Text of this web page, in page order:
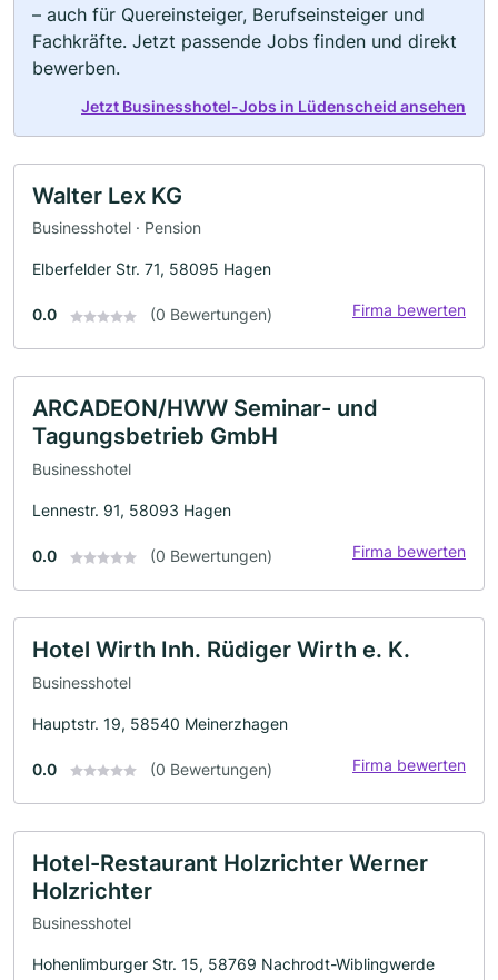
– auch für Quereinsteiger, Berufseinsteiger und
Fachkräfte. Jetzt passende Jobs finden und direkt
bewerben.
Jetzt Businesshotel-Jobs in Lüdenscheid ansehen
Walter Lex KG
Businesshotel · Pension
Elberfelder Str. 71, 58095 Hagen
0.0 (0 Bewertungen) Firma bewerten
ARCADEON/HWW Seminar- und
Tagungsbetrieb GmbH
Businesshotel
Lennestr. 91, 58093 Hagen
0.0 (0 Bewertungen) Firma bewerten
Hotel Wirth Inh. Rüdiger Wirth e. K.
Businesshotel
Hauptstr. 19, 58540 Meinerzhagen
0.0 (0 Bewertungen) Firma bewerten
Hotel-Restaurant Holzrichter Werner
Holzrichter
Businesshotel
Hohenlimburger Str. 15, 58769 Nachrodt-Wiblingwerde